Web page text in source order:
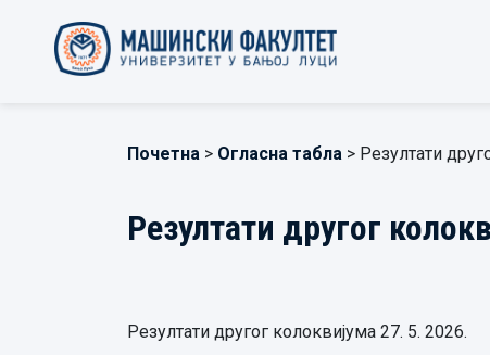
Почетна > Огласна табла > Резултати
Резултати другог
Резултати другог колоквијума 27. 5. 2026.